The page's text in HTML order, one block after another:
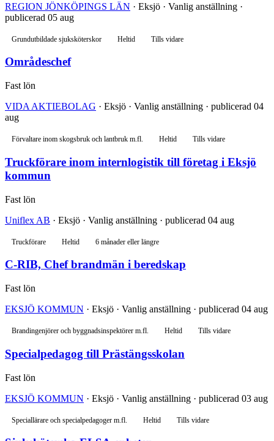
REGION JÖNKÖPINGS LÄN · Eksjö · Vanlig anställning ·
publicerad 05 aug
Grundutbildade sjuksköterskor Heltid Tills vidare
Områdeschef
Fast lön
VIDA AKTIEBOLAG · Eksjö · Vanlig anställning · publicerad 04
aug
Förvaltare inom skogsbruk och lantbruk m.fl. Heltid Tills vidare
Truckförare inom internlogistik till företag i Eksjö
kommun
Fast lön
Uniflex AB · Eksjö · Vanlig anställning · publicerad 04 aug
Truckförare Heltid 6 månader eller längre
C-RIB, Chef brandmän i beredskap
Fast lön
EKSJÖ KOMMUN · Eksjö · Vanlig anställning · publicerad 04 aug
Brandingenjörer och byggnadsinspektörer m.fl. Heltid Tills vidare
Specialpedagog till Prästängsskolan
Fast lön
EKSJÖ KOMMUN · Eksjö · Vanlig anställning · publicerad 03 aug
Speciallärare och specialpedagoger m.fl. Heltid Tills vidare